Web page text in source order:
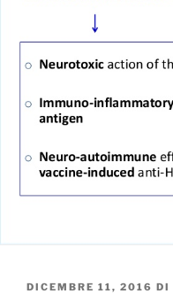
PUBBLICATO
DICEMBRE 11, 2016 DI